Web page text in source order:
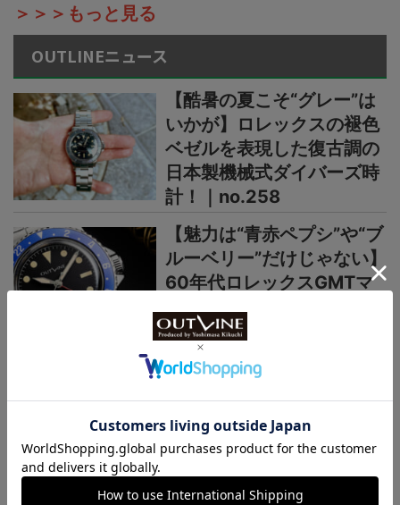
＞＞＞もっと見る
OUTLINEニュース
【酷暑の夏こそ“グレー”は
いかが】ロレックスの褪色
ベゼルを表現した復古調の
日本製機械式ダイバーズ時
計！｜no.258
【魅力は“青赤ペプシ”や“ブ
ルーベリー”だけじゃない】
60年代ロレックスGMTマ
スターのレアなPCGも再
現！｜no.257
【入荷後すぐ売り切れ！】
で8万円の日本製GMT時計
がヨーロッパで高く評価さ
＞＞＞もっと見る